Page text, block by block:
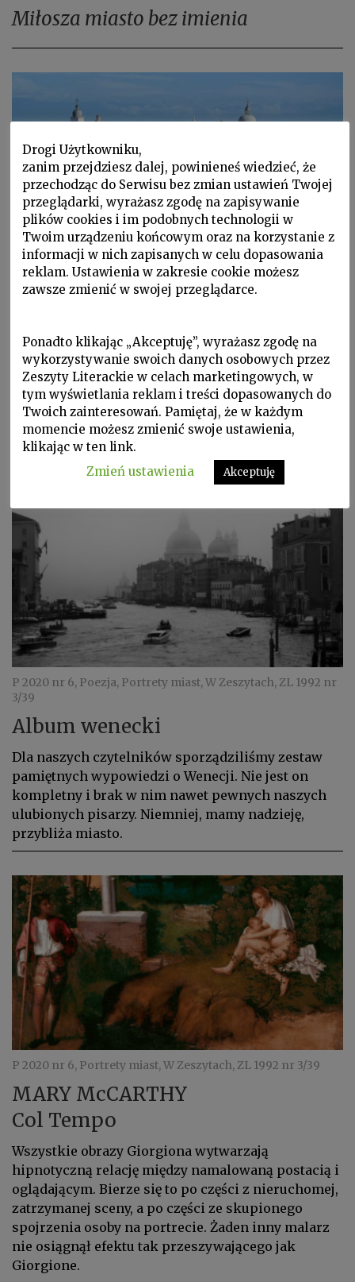
Miłosza miasto bez imienia
P 2020 nr 6, Palimpsest, Portrety miast, Proza i poezja
FRANCESCO MATTEO
Wenecja widziana inaczej
Wenecja była dla mnie przez długi czas
rzeczywistością, której pośredniczyły dzieła
sztuki: nigdy nie ukazywała mi się w kształcie
surowym, lecz już uporządkowana, jako część
kultury.
P 2020 nr 6, Poezja, Portrety miast, W Zeszytach, ZL 1992 nr
3/39
Album wenecki
Dla naszych czytelników sporządziliśmy zestaw
pamiętnych wypowiedzi o Wenecji. Nie jest on
kompletny i brak w nim nawet pewnych naszych
ulubionych pisarzy. Niemniej, mamy nadzieję,
przybliża miasto.
P 2020 nr 6, Portrety miast, W Zeszytach, ZL 1992 nr 3/39
MARY McCARTHY
Col Tempo
Wszystkie obrazy Giorgiona wytwarzają
hipnotyczną relację między namalowaną po­stacią i
oglądającym. Bierze się to po części z nieruchomej,
zatrzymanej sceny, a po części ze skupionego
spojrzenia osoby na portrecie. Żaden inny malarz
nie osiągnął efektu tak przeszywającego jak
Giorgione.
Drogi Użytkowniku,
zanim przejdziesz dalej, powinieneś wiedzieć, że
przechodząc do Serwisu bez zmian ustawień Twojej
przeglądarki, wyrażasz zgodę na zapisywanie
plików cookies i im podobnych technologii w
Twoim urządzeniu końcowym oraz na korzystanie z
informacji w nich zapisanych w celu dopasowania
reklam. Ustawienia w zakresie cookie możesz
zawsze zmienić w swojej przeglądarce.
Ponadto klikając „Akceptuję”, wyrażasz zgodę na
wykorzystywanie swoich danych osobowych przez
Zeszyty Literackie w celach marketingowych, w
tym wyświetlania reklam i treści dopasowanych do
Twoich zainteresowań. Pamiętaj, że w każdym
momencie możesz zmienić swoje ustawienia,
klikając w ten link.
Zmień ustawienia
Akceptuję